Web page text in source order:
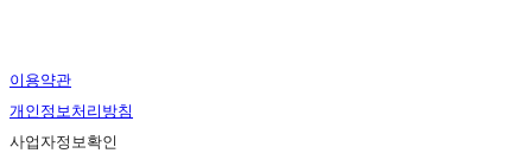
이용약관
개인정보처리방침
사업자정보확인